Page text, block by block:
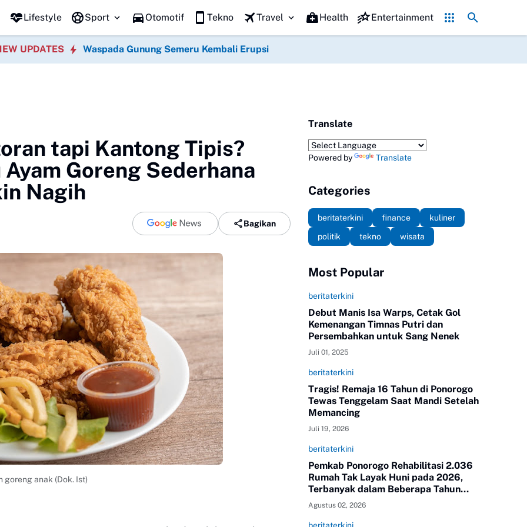
7 Ide Bisnis Jelang 17 Agustus yang Bisa Kamu Coba, Modal
Lifestyle Sport Otomotif Tekno Travel Health Entertainment
UPDATES Waspada Gunung Semeru Kembali Erupsi
tapi Kantong Tipis?
Goreng Sederhana
Nagih
Bagikan
goreng anak (Dok. Ist)
Translate
Powered by Translate
Categories
beritaterkini finance
kuliner
politik
tekno wisata
Most Popular
beritaterkini
Debut Manis Isa Warps, Cetak Gol
Kemenangan Timnas Putri dan
Persembahkan untuk Sang Nenek
Juli 01, 2025
beritaterkini
Tragis! Remaja 16 Tahun di Ponorogo
Tewas Tenggelam Saat Mandi Setelah
Memancing
Juli 19, 2026
beritaterkini
Pemkab Ponorogo Rehabilitasi 2.036
Rumah Tak Layak Huni pada 2026,
Terbanyak dalam Beberapa Tahun
Terakhir
Agustus 02, 2026